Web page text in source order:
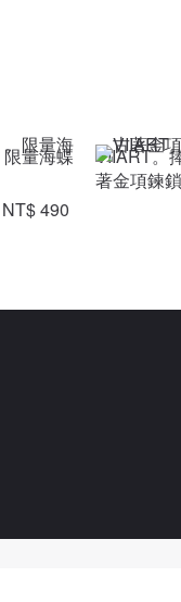
量海蝶
NT$ 490
VIIART。
著金項鍊